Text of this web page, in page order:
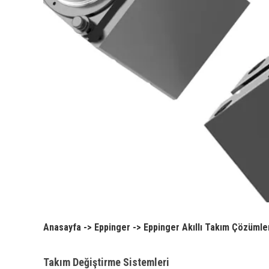
Anasayfa -> Eppinger -> Eppinger Akıllı Takım
Takım Değiştirme Sistemleri